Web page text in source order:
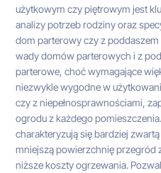
użytkowym czy piętrowym jest
analizy potrzeb rodziny oraz
dom parterowy czy z poddaszem
wady domów parterowych i z
parterowe, choć wymagające
niezwykle wygodne w
czy z niepełnosprawnościami,
ogrodu z każdego
charakteryzują się bardziej zwartą
mniejszą powierzchnię przegród
niższe koszty ogrzewania.